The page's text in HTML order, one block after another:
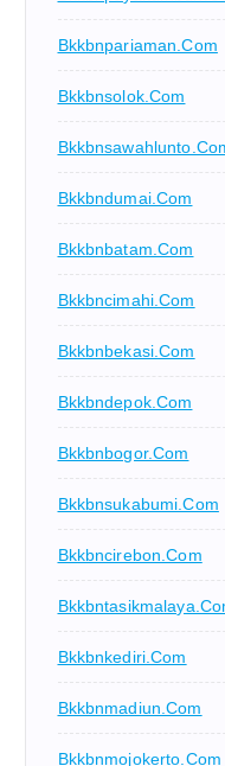
Bkkbnpariaman.com
Bkkbnsolok.com
Bkkbndumai.com
Bkkbnbatam.com
Bkkbncimahi.com
Bkkbnbekasi.com
Bkkbndepok.com
Bkkbnbogor.com
Bkkbnsukabumi.com
Bkkbncirebon.com
Bkkbnkediri.com
Bkkbnmadiun.com
Bkkbnmojokerto.com